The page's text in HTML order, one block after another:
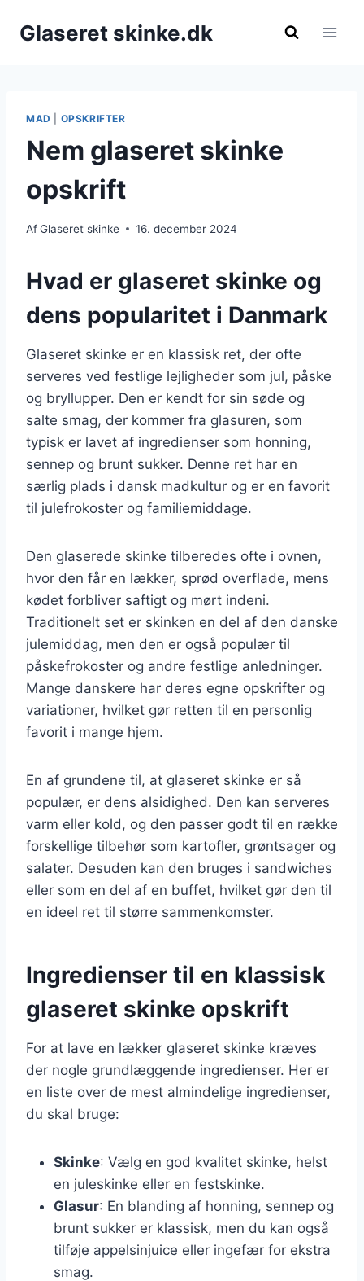
Glaseret skinke.dk
MAD OPSKRIFTER
Nem glaseret skinke
opskrift
AfGlaseret skinke 16. december 2024
Hvad er glaseret skinke og
dens popularitet i Danmark
Glaseret skinke er en klassisk ret, der ofte
serveres ved festlige lejligheder som jul, påske
og bryllupper. Den er kendt for sin søde og
salte smag, der kommer fra glasuren, som
typisk er lavet af ingredienser som honning,
sennep og brunt sukker. Denne ret har en
særlig plads i dansk madkultur og er en favorit
til julefrokoster og familiemiddage.
Den glaserede skinke tilberedes ofte i ovnen,
hvor den får en lækker, sprød overflade, mens
kødet forbliver saftigt og mørt indeni.
Traditionelt set er skinken en del af den danske
julemiddag, men den er også populær til
påskefrokoster og andre festlige anledninger.
Mange danskere har deres egne opskrifter og
variationer, hvilket gør retten til en personlig
favorit i mange hjem.
En af grundene til, at glaseret skinke er så
populær, er dens alsidighed. Den kan serveres
varm eller kold, og den passer godt til en række
forskellige tilbehør som kartofler, grøntsager og
salater. Desuden kan den bruges i sandwiches
eller som en del af en buffet, hvilket gør den til
en ideel ret til større sammenkomster.
Ingredienser til en klassisk
glaseret skinke opskrift
For at lave en lækker glaseret skinke kræves
der nogle grundlæggende ingredienser. Her er
en liste over de mest almindelige ingredienser,
du skal bruge:
Skinke: Vælg en god kvalitet skinke, helst
en juleskinke eller en festskinke.
Glasur: En blanding af honning, sennep og
brunt sukker er klassisk, men du kan også
tilføje appelsinjuice eller ingefær for ekstra
smag.